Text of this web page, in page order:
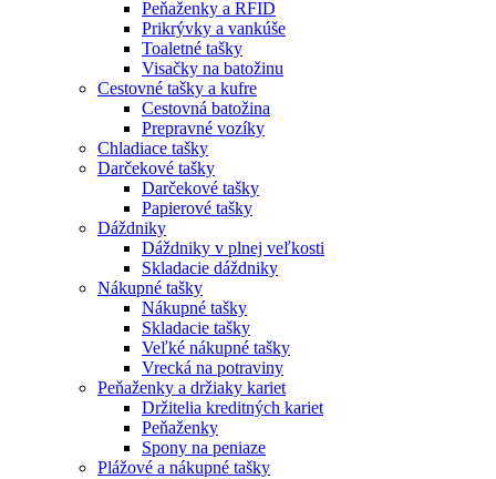
Peňaženky a RFID
Prikrývky a vankúše
Toaletné tašky
Visačky na batožinu
Cestovné tašky a kufre
Cestovná batožina
Prepravné vozíky
Chladiace tašky
Darčekové tašky
Darčekové tašky
Papierové tašky
Dáždniky
Dáždniky v plnej veľkosti
Skladacie dáždniky
Nákupné tašky
Nákupné tašky
Skladacie tašky
Veľké nákupné tašky
Vrecká na potraviny
Peňaženky a držiaky kariet
Držitelia kreditných kariet
Peňaženky
Spony na peniaze
Plážové a nákupné tašky